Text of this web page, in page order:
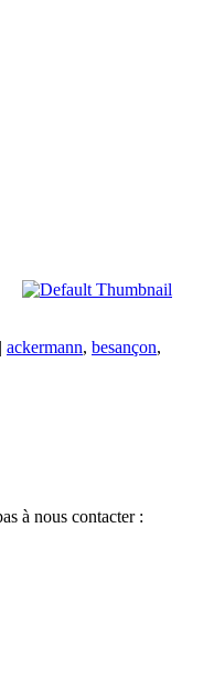
| ackermann, besançon,
à nous contacter :